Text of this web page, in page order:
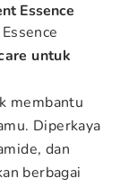
Essence
untuk
membantu
Diperkaya
dan
berbagai